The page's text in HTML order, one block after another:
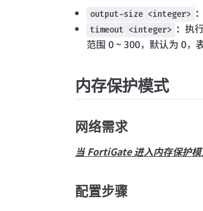
output-size <integer>
timeout <integer> ：执
范围 0 ~ 300，默认为 0，
内存保护模式
网络需求
当 FortiGate 进入内存保护模
配置步骤